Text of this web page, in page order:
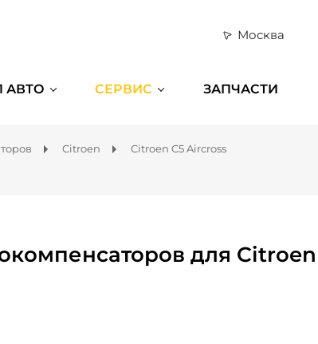
Москва
АВТО СЕРВИС ЗАПЧАСТИ
Citroen Citroen C5 Aircross
для Citroen